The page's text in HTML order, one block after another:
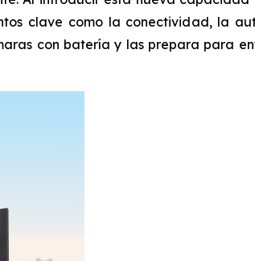
clave como la conectividad, la
con batería y las prepara para